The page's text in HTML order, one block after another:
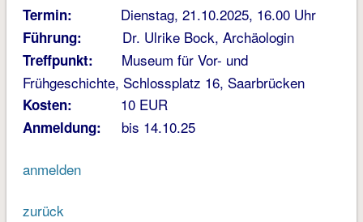
Termin: Dienstag, 21.10.2025, 16.00 Uhr
Führung: Dr. Ulrike Bock, Archäologin
Treffpunkt: Museum für Vor- und
Frühgeschichte, Schlossplatz 16, Saarbrücken
Kosten: 10 EUR
Anmeldung: bis 14.10.25
anmelden
zurück